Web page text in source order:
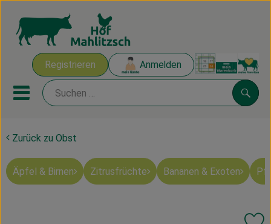
Registrieren Anmelden
Mobiles Menu öffnen oder
Ökokisten
Mahlitzscher Produkte
Zurück zu Obst
Äpfel & Birnen Zitrusfrüchte Bananen & Exoten